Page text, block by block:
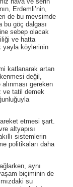
Erdemli’nin,
de bu mevsimde
bu göç dalgası
sebep olacak
ve hatta
yayla köylerinin
katlanarak artan
değil,
gereken
ve tatil demek
etmesi şart.
altyapısı
sistemlerin
politikaları daha
aynı
biçiminin de
su